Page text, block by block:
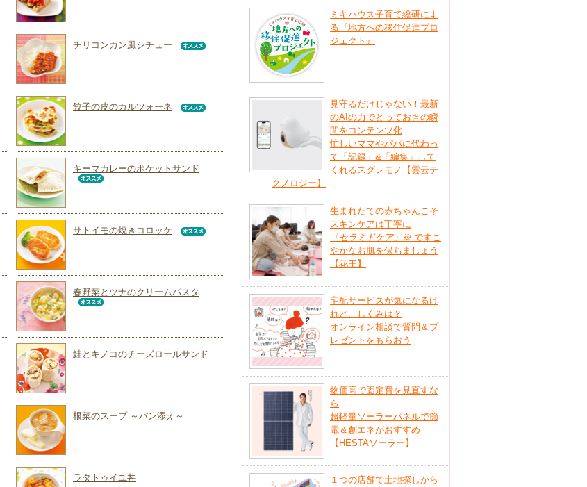
チリコンカン風シチュー
餃子の皮のカルツォーネ
キーマカレーのポケットサンド
サトイモの焼きコロッケ
春野菜とツナのクリームパスタ
鮭とキノコのチーズロールサンド
根菜のスープ ～パン添え～
ラタトゥイユ丼
ミキハウス子育て総研によ
る『地方への移住促進プロ
ジェクト』
見守るだけじゃない！最新
のAIの力でとっておきの瞬
間をコンテンツ化
忙しいママやパパに代わっ
て「記録」&「編集」して
くれるスグレモノ【雲云テ
クノロジー】
生まれたての赤ちゃんこそ
スキンケアは丁寧に
「セラミドケア」 ※ ですこ
やかなお肌を保ちましょう
【花王】
宅配サービスが気になるけ
れど、しくみは？
オンライン相談で質問＆プ
レゼントをもらおう
物価高で固定費を見直すな
ら
超軽量ソーラーパネルで節
電＆創エネがおすすめ
【HESTAソーラー】
１つの店舗で土地探しから